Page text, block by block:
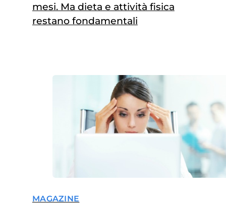
mesi. Ma dieta e attività fisica
restano fondamentali
MAGAZINE